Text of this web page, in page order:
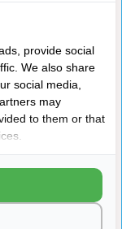
slang
mm
provide social
We also share
social media,
may
to them or that